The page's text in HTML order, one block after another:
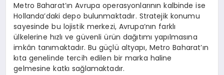
Metro Baharat’ın Avrupa operasyonlarının kalbinde ise
Hollanda’daki depo bulunmaktadır. Stratejik konumu
sayesinde bu lojistik merkezi, Avrupa’nın farklı
ülkelerine hızlı ve güvenli ürün dağıtımı yapılmasına
imkân tanımaktadır. Bu güçlü altyapı, Metro Baharat’ın
kıta genelinde tercih edilen bir marka haline
gelmesine katkı sağlamaktadır.